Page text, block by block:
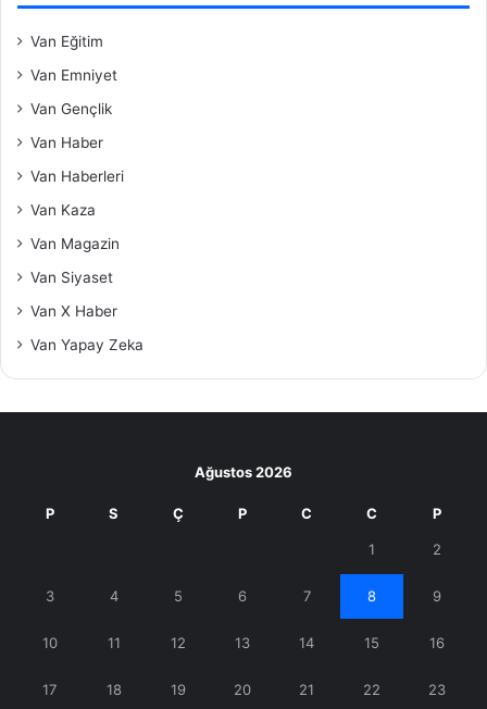
Van Eğitim
Van Emniyet
Van Gençlik
Van Haber
Van Haberleri
Van Kaza
Van Magazin
Van Siyaset
Van X Haber
Van Yapay Zeka
Ağustos 2026
P S Ç P C C P
1 2
3 4 5 6 7 8 9
10 11 12 13 14 15 16
17 18 19 20 21 22 23